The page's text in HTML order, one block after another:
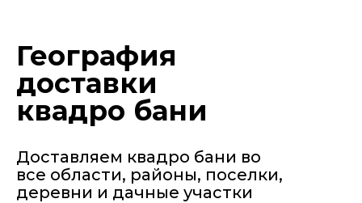
География
доставки
квадро бани
Доставляем квадро бани во
все области, районы, поселки,
деревни и дачные участки